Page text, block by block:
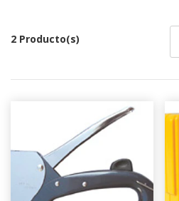
2 Producto(s)